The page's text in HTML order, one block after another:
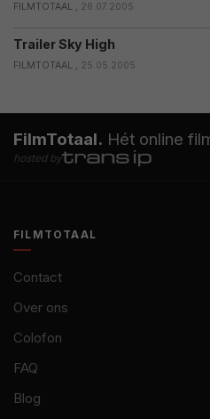
FILMTOTAAL , 26.07.2005
Trailer Sky High
FILMTOTAAL , 25.05.2005
FilmTotaal. Hét online
hosted by
FILMTOTAAL
Contact
Over ons
Colofon
FAQ
Blog